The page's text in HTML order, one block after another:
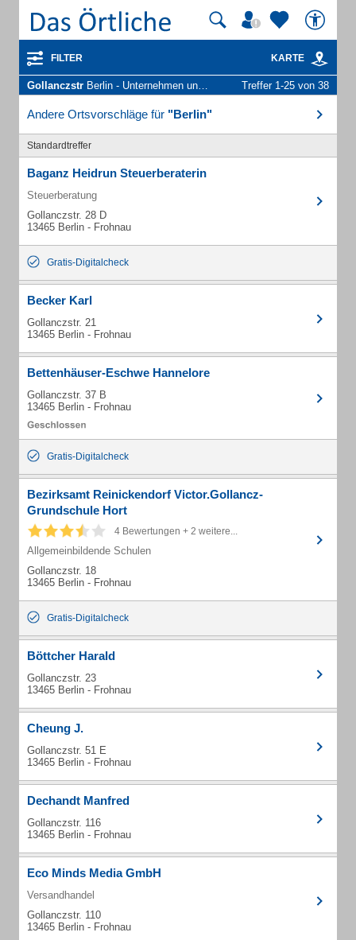
FILTER KARTE
Gollanczstr Berlin - Unternehmen und Personen Treffer 1-25 von 38
Andere Ortsvorschläge für "Berlin"
Standardtreffer
Baganz Heidrun Steuerberaterin
Steuerberatung
Gollanczstr. 28 D
13465 Berlin - Frohnau
Gratis-Digitalcheck
Becker Karl
Gollanczstr. 21
13465 Berlin - Frohnau
Bettenhäuser-Eschwe Hannelore
Gollanczstr. 37 B
13465 Berlin - Frohnau
Gratis-Digitalcheck
Bezirksamt Reinickendorf Victor.Gollancz-
Grundschule Hort
4 Bewertungen + 2 weitere...
Allgemeinbildende Schulen
Gollanczstr. 18
13465 Berlin - Frohnau
Gratis-Digitalcheck
Böttcher Harald
Gollanczstr. 23
13465 Berlin - Frohnau
Cheung J.
Gollanczstr. 51 E
13465 Berlin - Frohnau
Dechandt Manfred
Gollanczstr. 116
13465 Berlin - Frohnau
Eco Minds Media GmbH
Versandhandel
Gollanczstr. 110
13465 Berlin - Frohnau